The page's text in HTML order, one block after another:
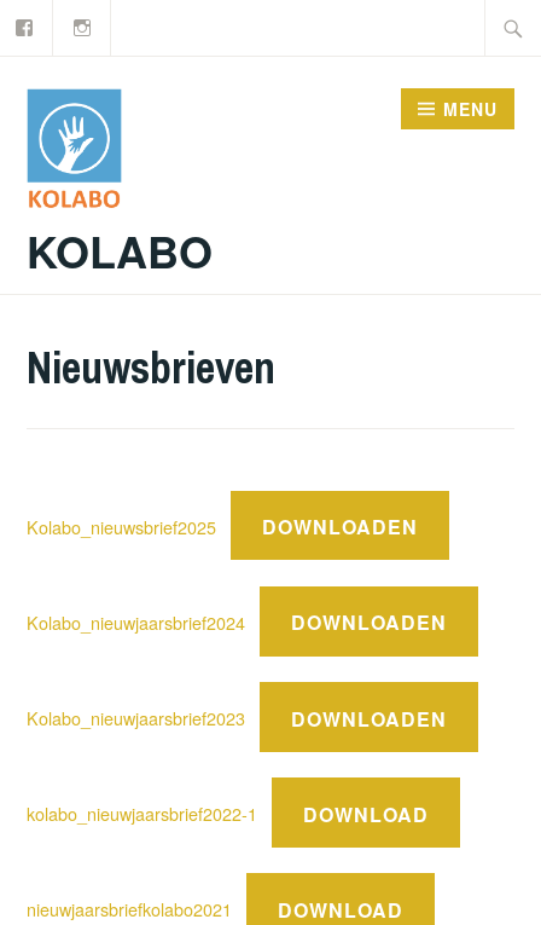
Doorgaan
inhoud
KOLABO
MENU
Nieuwsbrieven
Kolabo_nieuwsbrief2025 DOWNLOADEN
Kolabo_nieuwjaarsbrief2024 DOWNLOADEN
Kolabo_nieuwjaarsbrief2023 DOWNLOADEN
kolabo_nieuwjaarsbrief2022-1 DOWNLOAD
nieuwjaarsbriefkolabo2021 DOWNLOAD